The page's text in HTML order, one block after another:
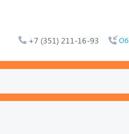
+7 (351) 211-16-93